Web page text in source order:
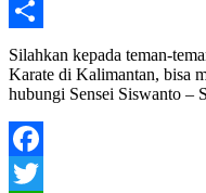
Line
Share
Silahkan kepada teman-
Karate di Kalimantan, bisa
hubungi Sensei Siswanto –
Facebook